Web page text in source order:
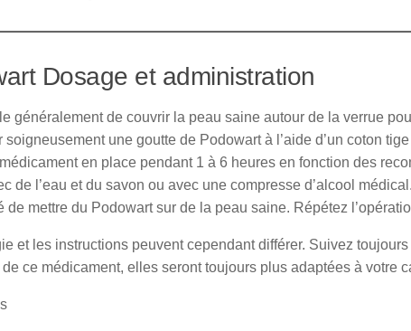
Dosage et administration
généralement de couvrir la peau saine autour de la verrue
soigneusement une goutte de Podowart à l’aide d’un coton
en place pendant 1 à 6 heures en fonction des
de l’eau et du savon ou avec une compresse d’alcool
de mettre du Podowart sur de la peau saine. Répétez
et les instructions peuvent cependant différer. Suivez
de ce médicament, elles seront toujours plus adaptées à votre